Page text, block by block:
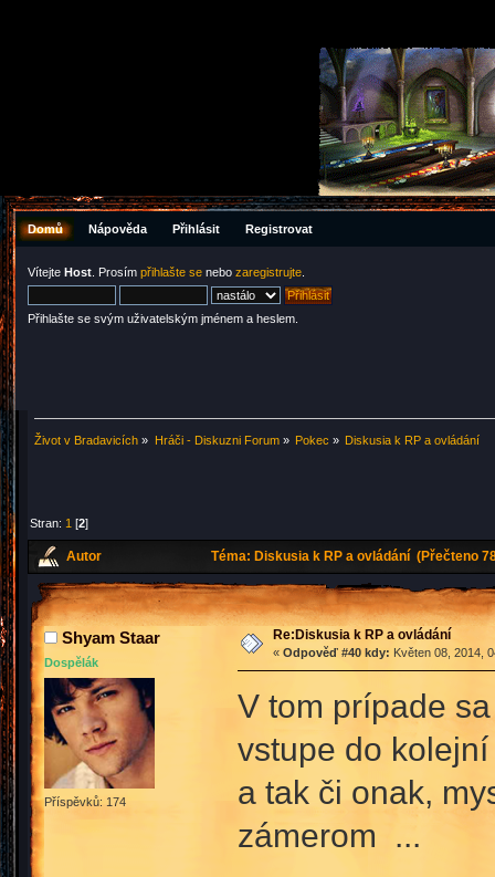
Domů Nápověda Přihlásit Registrovat
Vítejte Host . Prosím přihlašte se nebo zaregistrujte
Přihlašte se svým uživatelským jménem a heslem.
Život v Bradavicích » Hráči - Diskuzni Forum» Pokec » Diskusia k RP a ovládání
Stran: 1 [2]
Autor Téma: Diskusia k RP a ovládání (Přečteno
Shyam Staar
Dospělák
Příspěvků: 174
Re:Diskusia k RP a ovládání
« Odpověď #40 kdy: Květen 08, 2014,
V tom prípade
vstupe do
a tak či onak,
zámerom ...